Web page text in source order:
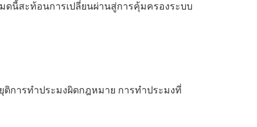
ดนี้สะท้อนการเปลี่ยนผ่านสู่การคุ้มครองระบบ
การทำประมงผิดกฎหมาย การทำประมงที่